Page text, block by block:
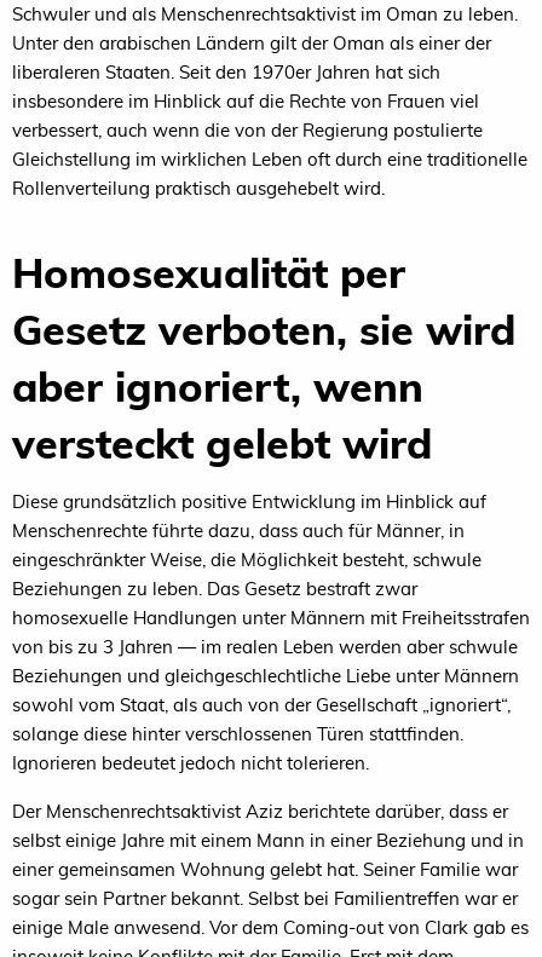
Schwuler und als Menschenrechtsaktivist im Oman zu leben.
Unter den arabischen Ländern gilt der Oman als einer der
liberaleren Staaten. Seit den 1970er Jahren hat sich
insbesondere im Hinblick auf die Rechte von Frauen viel
verbessert, auch wenn die von der Regierung postulierte
Gleichstellung im wirklichen Leben oft durch eine traditionelle
Rollenverteilung praktisch ausgehebelt wird.
Homosexualität per
Gesetz verboten, sie wird
aber ignoriert, wenn
versteckt gelebt wird
Diese grundsätzlich positive Entwicklung im Hinblick auf
Menschenrechte führte dazu, dass auch für Männer, in
eingeschränkter Weise, die Möglichkeit besteht, schwule
Beziehungen zu leben. Das Gesetz bestraft zwar
homosexuelle Handlungen unter Männern mit Freiheitsstrafen
von bis zu 3 Jahren — im realen Leben werden aber schwule
Beziehungen und gleichgeschlechtliche Liebe unter Männern
sowohl vom Staat, als auch von der Gesellschaft „ignoriert“,
solange diese hinter verschlossenen Türen stattfinden.
Ignorieren bedeutet jedoch nicht tolerieren.
Der Menschenrechtsaktivist Aziz berichtete darüber, dass er
selbst einige Jahre mit einem Mann in einer Beziehung und in
einer gemeinsamen Wohnung gelebt hat. Seiner Familie war
sogar sein Partner bekannt. Selbst bei Familientreffen war er
einige Male anwesend. Vor dem Coming-out von Clark gab es